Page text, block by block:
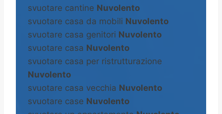
svuotare cantine Nuvolento
svuotare casa da mobili Nuvolento
svuotare casa genitori Nuvolento
svuotare casa Nuvolento
svuotare casa per ristrutturazione
Nuvolento
svuotare casa vecchia Nuvolento
svuotare case Nuvolento